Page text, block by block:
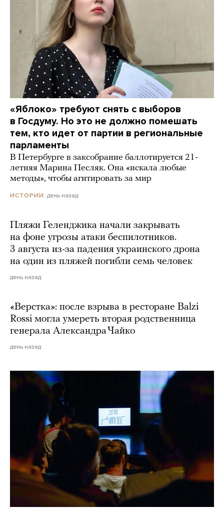
«Яблоко» требуют снять с выборов
в Госдуму. Но это не должно помешать
тем, кто идет от партии в региональные
парламенты
В Петербурге в заксобрание баллотируется 21-
летняя Марина Песляк. Она «искала любые
методы», чтобы агитировать за мир
ИСТОРИИ день назад
Пляжи Геленджика начали закрывать
на фоне угрозы атаки беспилотников.
3 августа из-за падения украинского дрона
на один из пляжей погибли семь человек
день назад
«Верстка»: после взрыва в ресторане Balzi
Rossi могла умереть вторая родственница
генерала Александра Чайко
день назад